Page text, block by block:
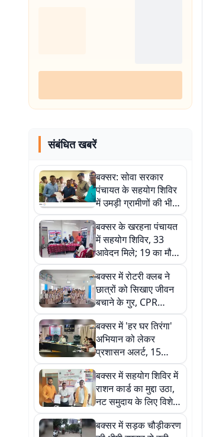
संबंधित खबरें
बक्सर: सोवा सरकार
पंचायत के सहयोग शिविर
में उमड़ी ग्रामीणों की भीड़,
100 आवेदन मिले;
स्वास्थ्य विभाग की
शिकायतें सबसे ज्यादा
बक्सर के खरहना पंचायत
में सहयोग शिविर, 33
आवेदन मिले; 19 का मौके
पर हुआ निपटारा
बक्सर में रोटरी क्लब ने
छात्रों को सिखाए जीवन
बचाने के गुर, CPR
प्रशिक्षण में लोग हुए
शामिल
बक्सर में 'हर घर तिरंगा'
अभियान को लेकर
प्रशासन अलर्ट, 15
अगस्त की तैयारियां समय
पर पूरी करने का निर्देश
बक्सर में सहयोग शिविर में
राशन कार्ड का मुद्दा उठा,
नट समुदाय के लिए विशेष
शिविर लगाने का निर्देश
बक्सर में सड़क चौड़ीकरण